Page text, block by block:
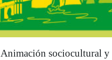
Animación sociocultural y